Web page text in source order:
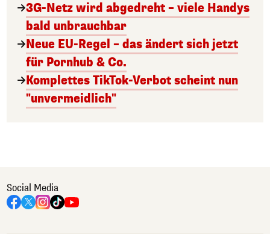
3G-Netz wird abgedreht – viele Handys
bald unbrauchbar
Neue EU-Regel – das ändert sich jetzt
für Pornhub & Co.
Komplettes TikTok-Verbot scheint nun
"unvermeidlich"
Social Media